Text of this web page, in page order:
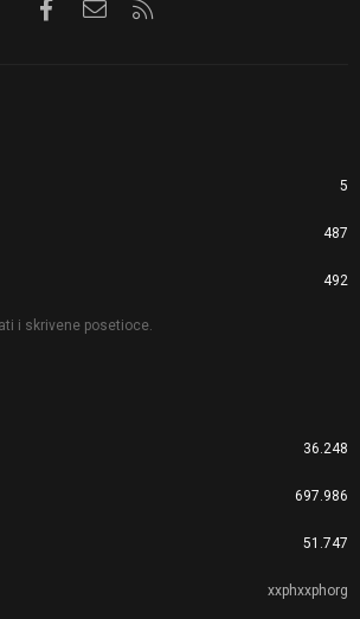
FacebookKontaktirajte nas
5
487
492
i skrivene posetioce.
36.248
697.986
51.747
xxphxxphorg